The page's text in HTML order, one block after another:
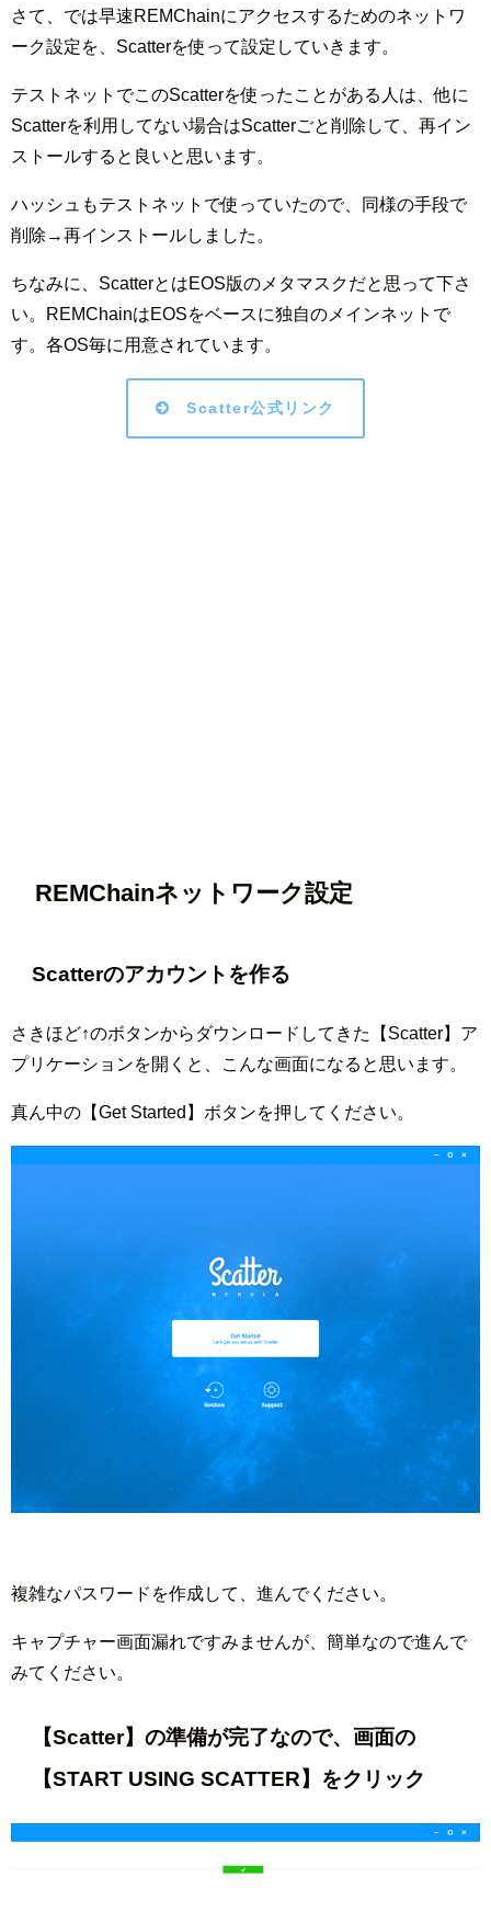
さて、では早速REMChainにアクセスするためのネットワ
ーク設定を、Scatterを使って設定していきます。
テストネットでこのScatterを使ったことがある人は、他に
Scatterを利用してない場合はScatterごと削除して、再イン
ストールすると良いと思います。
ハッシュもテストネットで使っていたので、同様の手段で
削除→再インストールしました。
ちなみに、ScatterとはEOS版のメタマスクだと思って下さ
い。REMChainはEOSをベースに独自のメインネットで
す。各OS毎に用意されています。
Scatter公式リンク
REMChainネットワーク設定
Scatterのアカウントを作る
さきほど↑のボタンからダウンロードしてきた【Scatter】ア
プリケーションを開くと、こんな画面になると思います。
真ん中の【Get Started】ボタンを押してください。
複雑なパスワードを作成して、進んでください。
キャプチャー画面漏れですみませんが、簡単なので進んで
みてください。
【Scatter】の準備が完了なので、画面の
【START USING SCATTER】をクリック